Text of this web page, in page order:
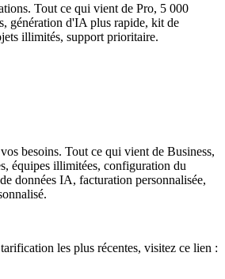
Tout ce qui vient de Pro, 5 000
génération d'IA plus rapide, kit de
illimités, support prioritaire.
besoins. Tout ce qui vient de Business,
équipes illimitées, configuration du
données IA, facturation personnalisée,
les plus récentes, visitez ce lien :